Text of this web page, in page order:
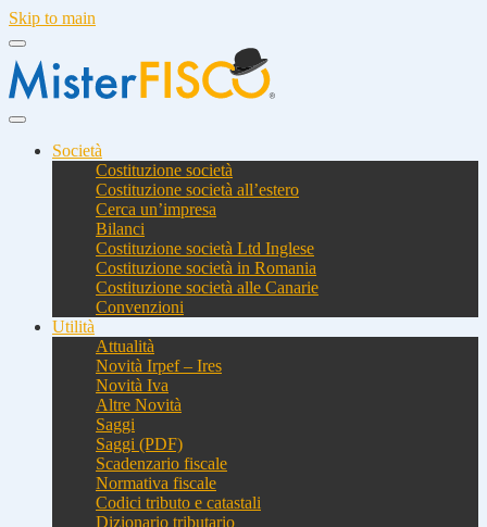
Skip to main
Società
Costituzione società
Costituzione società all’estero
Cerca un’impresa
Bilanci
Costituzione società Ltd Inglese
Costituzione società in Romania
Costituzione società alle Canarie
Convenzioni
Utilità
Attualità
Novità Irpef – Ires
Novità Iva
Altre Novità
Saggi
Saggi (PDF)
Scadenzario fiscale
Normativa fiscale
Codici tributo e catastali
Dizionario tributario